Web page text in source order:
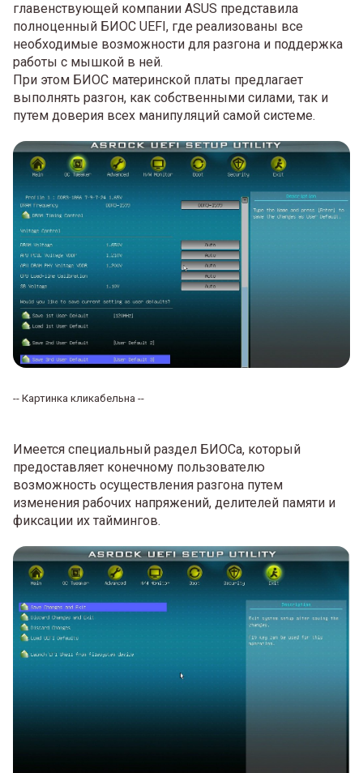
главенствующей компании ASUS представила
полноценный БИОС UEFI, где реализованы все
необходимые возможности для разгона и поддержка
работы с мышкой в ней.
При этом БИОС материнской платы предлагает
выполнять разгон, как собственными силами, так и
путем доверия всех манипуляций самой системе.
-- Картинка кликабельна --
Имеется специальный раздел БИОСа, который
предоставляет конечному пользователю
возможность осуществления разгона путем
изменения рабочих напряжений, делителей памяти и
фиксации их таймингов.